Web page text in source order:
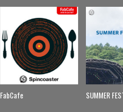
FabCafe SUMMER